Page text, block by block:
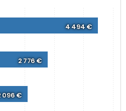
4 494 €
2 776 €
096 €